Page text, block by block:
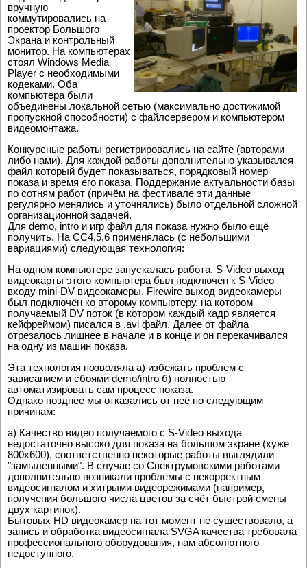
вручную
коммутировались на
проектор Большого
Экрана и контрольный
монитор. На компьютерах
стоял Windows Media
Player с необходимыми
кодеками. Оба
компьютера были
объединены локальной сетью (максимально достижимой
пропускной способности) с файлсервером и компьютером
видеомонтажа.
Конкурсные работы регистрировались на сайте (авторами
либо нами). Для каждой работы дополнительно указывался
файл который будет показываться, порядковый номер
показа и время его показа. Поддержание актуальности базы
по сотням работ (причём на фестивале эти данные
регулярно менялись и уточнялись) было отдельной сложной
организационной задачей.
Для demo, intro и игр файл для показа нужно было ещё
получить. На CC4,5,6 применялась (с небольшими
вариациями) следующая технология:
На одном компьютере запускалась работа. S-Video выход
видеокарты этого компьютера был подключён к S-Video
входу mini-DV видеокамеры. Firewire выход видеокамеры
был подключён ко второму компьютеру, на котором
получаемый DV поток (в котором каждый кадр является
кейфреймом) писался в .avi файл. Далее от файла
отрезалось лишнее в начале и в конце и он перекачивался
на одну из машин показа.
Эта технология позволяла а) избежать проблем с
зависанием и сбоями demo/intro б) полностью
автоматизировать сам процесс показа.
Однако позднее мы отказались от неё по следующим
причинам:
а) Качество видео получаемого с S-Video выхода
недостаточно высоко для показа на большом экране (хуже
800x600), соответственно некоторые работы выглядили
"замыленными". В случае со Спектрумовскими работами
дополнительно возникали проблемы с некорректным
видеосигналом и хитрыми видеорежимами (например,
получения большого числа цветов за счёт быстрой смены
двух картинок).
Бытовых HD видеокамер на тот момент не существовало, а
запись и обработка видеосигнала SVGA качества требовала
профессионального оборудования, нам абсолютного
недоступного.